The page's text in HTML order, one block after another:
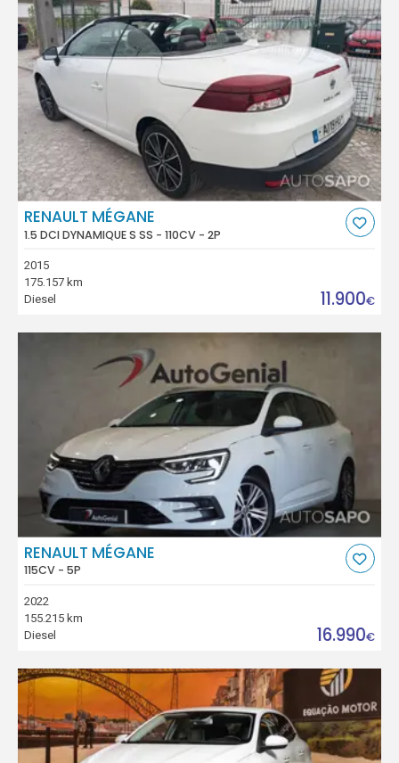
RENAULT MÉGANE
1.5 DCI DYNAMIQUE S SS - 110CV - 2P
2015
175.157 km
Diesel
11.900€
RENAULT MÉGANE
115CV - 5P
2022
155.215 km
Diesel
16.990€